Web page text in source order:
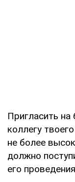
Пригласить
коллегу
не более
должно
его